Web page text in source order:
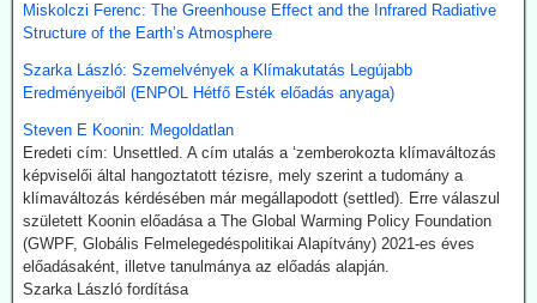
lehet gyártani, hanem kerozint is. Az így nyert üzemanyag neve
Sustainable Aviation Fuel (fenntartható kerozin, SAF). Előállítása
ma 2-5-ször drágább, mint a hagyományos keroziné, de
klímavédelmi okok miatt a légitársaságok érdeklődnek az
India új utat céloz meg az előállításnál. A mezőgazdasági
hulladékokból (magas CO-tartalmú) szintézisgázt lehet gyártani,
amit a Fischer-Tropsch eljárás szerint hidrogénnel reagáltatva
folyékony szénhidrogén-keveréket, azaz benzint kapunk. A folyamat
megfelelő irányításánál a végtermék kerozin. A hidrogént -
legalábbis indiai források szerint elektrolízissel kívánják előállítani.
Kommentárunk: Semmi kifogásunk nincs a zöld technológiák ellen.
Problémánk avval van, ha a zöldenergiagyártás súlyos állami, értsd
Miskolczi Ferenc: The Greenhouse Effect and the Infrared Radiative
Structure of the Earth’s Atmosphere
Szarka László: Szemelvények a Klímakutatás Legújabb
Eredményeiből (ENPOL Hétfő Esték előadás anyaga)
Steven E Koonin: Megoldatlan
Eredeti cím: Unsettled. A cím utalás a ‘zemberokozta klímaváltozás
képviselői által hangoztatott tézisre, mely szerint a tudomány a
klímaváltozás kérdésében már megállapodott (settled). Erre válaszul
született Koonin előadása a The Global Warming Policy Foundation
(GWPF, Globális Felmelegedéspolitikai Alapítvány) 2021-es éves
előadásaként, illetve tanulmánya az előadás alapján.
Szarka László fordítása